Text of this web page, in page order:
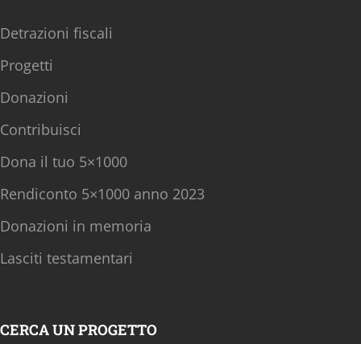
Detrazioni fiscali
Progetti
Donazioni
Contribuisci
Dona il tuo 5×1000
Rendiconto 5×1000 anno 2023
Donazioni in memoria
Lasciti testamentari
CERCA UN PROGETTO